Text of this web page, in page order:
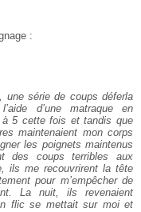
:
une série de coups déferla
d’une matraque en
5 cette fois et tandis que
maintenaient mon corps
les poignets maintenus
des coups terribles aux
ils me recouvrirent la tête
pour m’empêcher de
La nuit, ils revenaient
flic se mettait sur moi et